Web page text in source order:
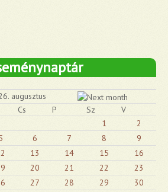
augusztus
Cs P Sz
V
1
2
6 7 8
9
13 14 15
16
20 21 22
23
27 28 29
30